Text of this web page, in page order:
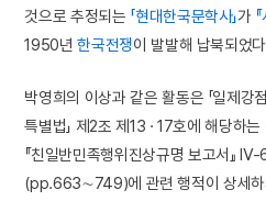
것으로 추정되는 「현대한국문학사」가
1950년한국전쟁이 발발해 납북되었
박영희의 이상과 같은 활동은 「일제
특별법」 제2조 제13 · 17호에 해당하
『친일반민족행위진상규명 보고서』
(pp.663∼749)에 관련 행적이 상세하